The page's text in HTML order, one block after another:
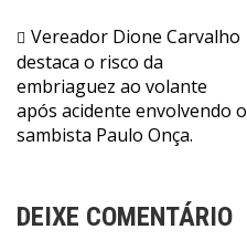
Navegação
de
Post
Vereador Dione Carvalho
destaca o risco da
embriaguez ao volante
após acidente envolvendo o
sambista Paulo Onça.
DEIXE COMENTÁRIO